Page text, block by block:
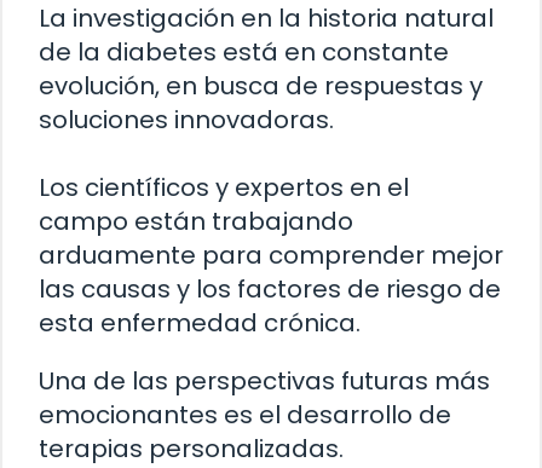
La investigación en la historia natural
de la diabetes está en constante
evolución, en busca de respuestas y
soluciones innovadoras.
Los científicos y expertos en el
campo están trabajando
arduamente para comprender mejor
las causas y los factores de riesgo de
esta enfermedad crónica.
Una de las perspectivas futuras más
emocionantes es el desarrollo de
terapias personalizadas.